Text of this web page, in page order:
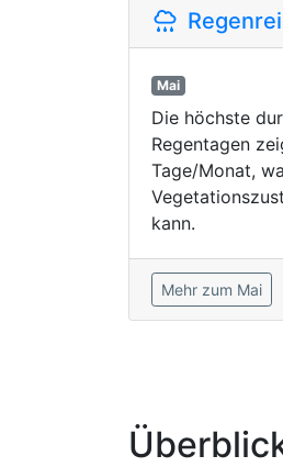
Mai
Die höchste
Regentagen
Tage/Monat,
kann.
Mehr zum Mai